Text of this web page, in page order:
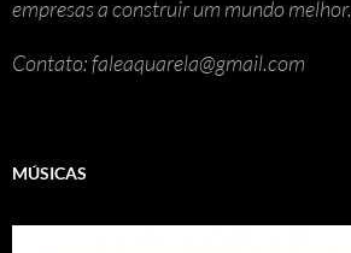
empresas a construir um mundo melhor.
Contato: faleaquarela@gmail.com
MÚSICAS